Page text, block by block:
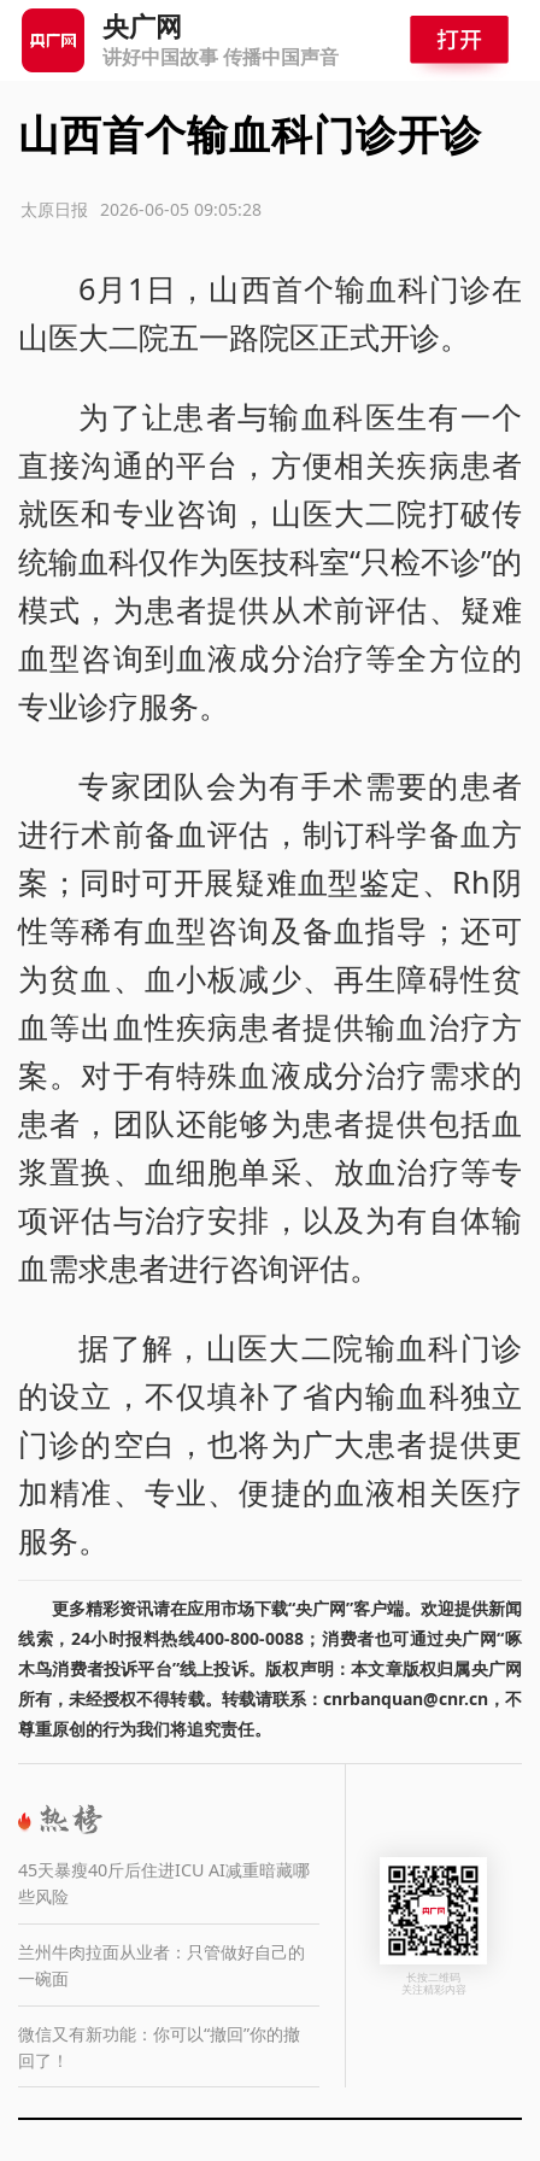
央广网
讲好中国故事 传播中国声音
山西首个输血科门诊开诊
2026-06-05 09:05:28
太原日报
6月1日，山西首个输血科门诊在
山医大二院五一路院区正式开诊。
为了让患者与输血科医生有一个
直接沟通的平台，方便相关疾病患者
就医和专业咨询，山医大二院打破传
统输血科仅作为医技科室“只检不诊”的
模式，为患者提供从术前评估、疑难
血型咨询到血液成分治疗等全方位的
专业诊疗服务。
专家团队会为有手术需要的患者
进行术前备血评估，制订科学备血方
案；同时可开展疑难血型鉴定、Rh阴
性等稀有血型咨询及备血指导；还可
为贫血、血小板减少、再生障碍性贫
血等出血性疾病患者提供输血治疗方
案。对于有特殊血液成分治疗需求的
患者，团队还能够为患者提供包括血
浆置换、血细胞单采、放血治疗等专
项评估与治疗安排，以及为有自体输
血需求患者进行咨询评估。
据了解，山医大二院输血科门诊
的设立，不仅填补了省内输血科独立
门诊的空白，也将为广大患者提供更
加精准、专业、便捷的血液相关医疗
服务。
更多精彩资讯请在应用市场下载“央广网”客户端。欢迎提供新闻
线索，24小时报料热线400-800-0088；消费者也可通过央广网“啄
木鸟消费者投诉平台”线上投诉。版权声明：本文章版权归属央广网
所有，未经授权不得转载。转载请联系：cnrbanquan@cnr.cn，不
尊重原创的行为我们将追究责任。
45天暴瘦40斤后住进ICU AI减重暗藏哪
些风险
兰州牛肉拉面从业者：只管做好自己的
一碗面
微信又有新功能：你可以“撤回”你的撤
回了！
长按二维码
关注精彩内容